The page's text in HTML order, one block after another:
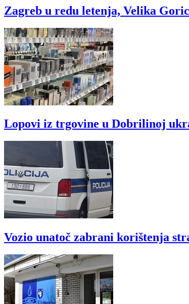
Zagreb u redu letenja, Velika
Lopovi iz trgovine u Dobrilinoj
Vozio unatoč zabrani korištenja